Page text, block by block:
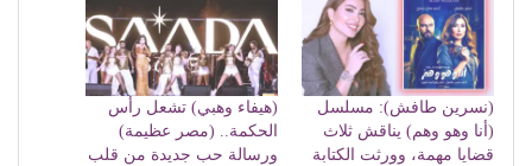
(نسرين طافش): مسلسل
(أنا وهو وهم) يناقش ثلاث
قضايا مهمة، وورثت الكتابة
(هيفاء وهبي) تشعل رأس
الحكمة.. (مصر عظيمة)
ورسالة حب جديدة من قلب